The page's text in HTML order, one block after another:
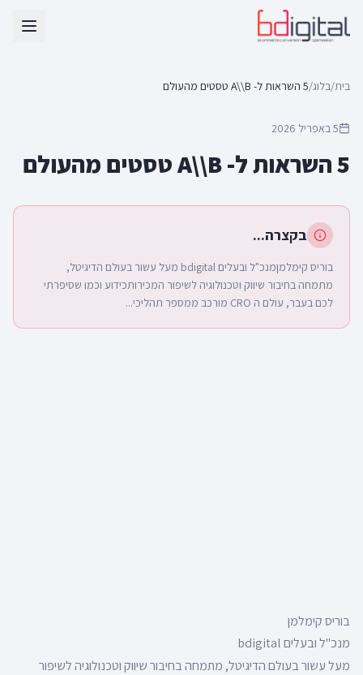
בית/בלוג/5 השראות ל- A\\B טסטים מהעולם
5 באפריל 2026
5 השראות ל- A\\B טסטים מהעולם
בקצרה...
בוריס קימלמןמנכ"ל ובעלים bdigital מעל עשור בעולם הדיגיטל,
מתמחה בחיבור שיווק וטכנולוגיה לשיפור המכירותכידוע וכמו שסיפרתי
לכם בעבר, עולם ה CRO מורכב ממספר תהליכי...
בוריס קימלמן
מנכ"ל ובעלים bdigital
מעל עשור בעולם הדיגיטל, מתמחה בחיבור שיווק וטכנולוגיה לשיפור